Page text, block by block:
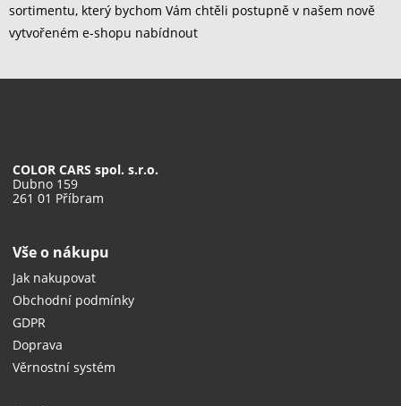
sortimentu, který bychom Vám chtěli postupně v našem nově
vytvořeném e-shopu nabídnout
COLOR CARS spol. s.r.o.
Dubno 159
261 01 Příbram
Vše o nákupu
Jak nakupovat
Obchodní podmínky
GDPR
Doprava
Věrnostní systém